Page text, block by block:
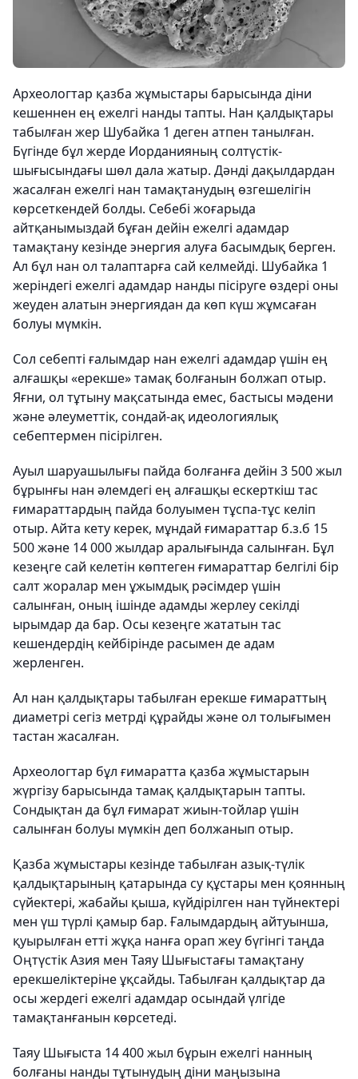
Археологтар қазба жұмыстары барысында діни
кешеннен ең ежелгі нанды тапты. Нан қалдықтары
табылған жер Шубайка 1 деген атпен танылған.
Бүгінде бұл жерде Иорданияның солтүстік-
шығысындағы шөл дала жатыр. Дәнді дақылдардан
жасалған ежелгі нан тамақтанудың өзгешелігін
көрсеткендей болды. Себебі жоғарыда
айтқанымыздай бұған дейін ежелгі адамдар
тамақтану кезінде энергия алуға басымдық берген.
Ал бұл нан ол талаптарға сай келмейді. Шубайка 1
жеріндегі ежелгі адамдар нанды пісіруге өздері оны
жеуден алатын энергиядан да көп күш жұмсаған
болуы мүмкін.
Сол себепті ғалымдар нан ежелгі адамдар үшін ең
алғашқы «ерекше» тамақ болғанын болжап отыр.
Яғни, ол тұтыну мақсатында емес, бастысы мәдени
және әлеуметтік, сондай-ақ идеологиялық
себептермен пісірілген.
Ауыл шаруашылығы пайда болғанға дейін 3 500 жыл
бұрынғы нан әлемдегі ең алғашқы ескерткіш тас
ғимараттардың пайда болуымен тұспа-тұс келіп
отыр. Айта кету керек, мұндай ғимараттар б.з.б 15
500 және 14 000 жылдар аралығында салынған. Бұл
кезеңге сай келетін көптеген ғимараттар белгілі бір
салт жоралар мен ұжымдық рәсімдер үшін
салынған, оның ішінде адамды жерлеу секілді
ырымдар да бар. Осы кезеңге жататын тас
кешендердің кейбірінде расымен де адам
жерленген.
Ал нан қалдықтары табылған ерекше ғимараттың
диаметрі сегіз метрді құрайды және ол толығымен
тастан жасалған.
Археологтар бұл ғимаратта қазба жұмыстарын
жүргізу барысында тамақ қалдықтарын тапты.
Сондықтан да бұл ғимарат жиын-тойлар үшін
салынған болуы мүмкін деп болжанып отыр.
Қазба жұмыстары кезінде табылған азық-түлік
қалдықтарының қатарында су құстары мен қоянның
сүйектері, жабайы қыша, күйдірілген нан түйнектері
мен үш түрлі қамыр бар. Ғалымдардың айтуынша,
қуырылған етті жұқа нанға орап жеу бүгінгі таңда
Оңтүстік Азия мен Таяу Шығыстағы тамақтану
ерекшеліктеріне ұқсайды. Табылған қалдықтар да
осы жердегі ежелгі адамдар осындай үлгіде
тамақтанғанын көрсетеді.
Таяу Шығыста 14 400 жыл бұрын ежелгі нанның
болғаны нанды тұтынудың діни маңызына